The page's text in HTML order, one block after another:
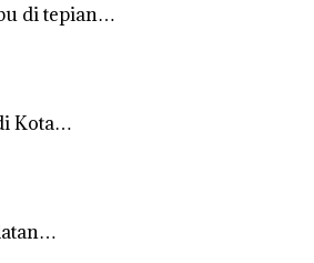
di tepian…
Kota…